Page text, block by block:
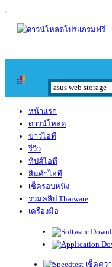
หน้าแรก
ดาวน์โหลด
ข่าวไอที
รีวิว
ทิปส์ไอที
สินค้าไอที
เช็ครอบหนัง
รวมคลิป Thaiware
เครื่องมือ
เช็คควา